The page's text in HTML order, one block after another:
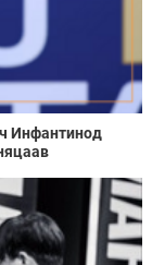
Инфантинод